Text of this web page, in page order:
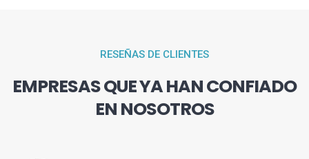
RESEÑAS DE CLIENTES
EMPRESAS QUE YA HAN CONFIADO
EN NOSOTROS